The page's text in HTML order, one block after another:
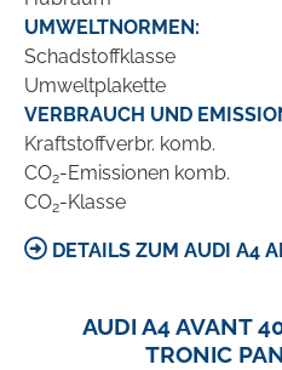
UMWELTNORMEN:
Schadstoffklasse
Umweltplakette
VERBRAUCH UND
Kraftstoffverbr. komb.
CO2-Emissionen komb.
CO2-Klasse
DETAILS ZUM AUDI A4
AUDI A4 AVANT
TRONIC